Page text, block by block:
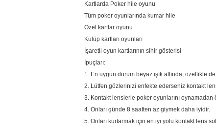
Kartlarda Poker hile oyunu
Tüm poker oyunlarında kumar hile
Özel kartlar oyunu
Kulüp kartları oyunları
İşaretli oyun kartlarının sihir gösterisi
İpuçları:
1. En uygun durum beyaz ışık altında, özellikle
2. Lütfen gözlerinizi enfekte ederseniz kontakt
3. Kontakt lenslerle poker oyunlarını
4. Onları günde 8 saatten az giymek daha iyidir.
5. Onları kurtarmak için en iyi yolu kontakt lens